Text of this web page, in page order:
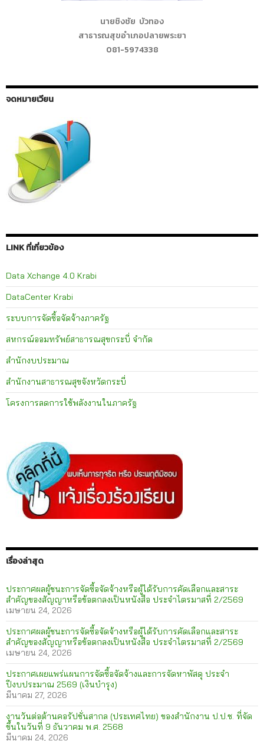
นายชิงชัย บัวทอง
สาธารณสุขอำเภอปลายพระยา
081-5974338
จดหมายเวียน
LINK ที่เกี่ยวข้อง
Data Xchange 4.0 Krabi
DataCenter Krabi
ระบบการจัดซื้อจัดจ้างภาครัฐ
สหกรณ์ออมทรัพย์สาธารณสุขกระบี่ จำกัด
สำนักงบประมาณ
สำนักงานสาธารณสุขจังหวัดกระบี่
โครงการลดการใช้พลังงานในภาครัฐ
เรื่องล่าสุด
ประกาศผลผู้ชนะการจัดซื้อจัดจ้างหรือผู้ได้รับการคัดเลือกและสาระ
สำคัญของสัญญาหรือข้อตกลงเป็นหนังสือ ประจำไตรมาสที่ 2/2569
เมษายน 24, 2026
ประกาศผลผู้ชนะการจัดซื้อจัดจ้างหรือผู้ได้รับการคัดเลือกและสาระ
สำคัญของสัญญาหรือข้อตกลงเป็นหนังสือ ประจำไตรมาสที่ 2/2569
เมษายน 24, 2026
ประกาศเผยแพร่แผนการจัดซื้อจัดจ้างและการจัดหาพัสดุ ประจำ
ปีงบประมาณ 2569 (เงินบำรุง)
มีนาคม 27, 2026
งานวันต่อต้านคอรัปชั่นสากล (ประเทศไทย) ของสำนักงาน ป.ป.ช. ที่จัด
ขึ้นในวันที่ 9 ธันวาคม พ.ศ. 2568
มีนาคม 24, 2026